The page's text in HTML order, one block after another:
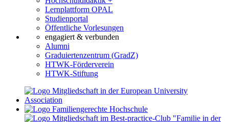
Lernplattform OPAL
Studienportal
Öffentliche Vorlesungen
engagiert & verbunden
Alumni
Graduiertenzentrum (GradZ)
HTWK-Förderverein
HTWK-Stiftung